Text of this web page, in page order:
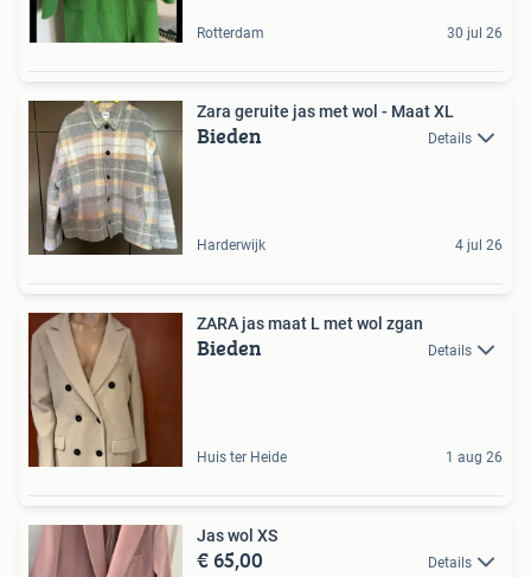
Rotterdam 30 jul 26
Zara geruite jas met wol - Maat XL
Bieden Details
Harderwijk 4 jul 26
ZARA jas maat L met wol zgan
Bieden Details
Huis ter Heide 1 aug 26
Jas wol XS
€ 65,00 Details